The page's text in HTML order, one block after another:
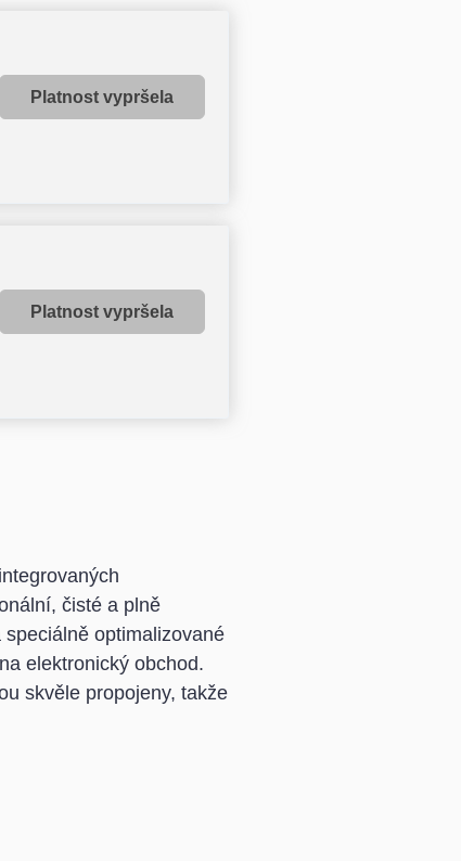
Platnost vypršela
Platnost vypršela
čisté a plně
optimalizované
elektronický obchod.
skvěle propojeny, takže